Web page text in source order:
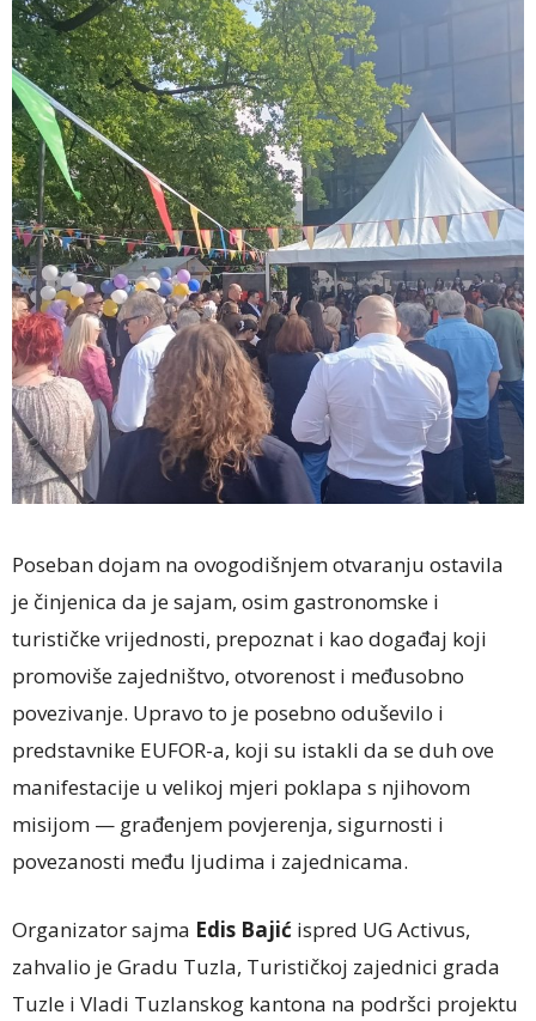
Poseban dojam na ovogodišnjem otvaranju ostavila
je činjenica da je sajam, osim gastronomske i
turističke vrijednosti, prepoznat i kao događaj koji
promoviše zajedništvo, otvorenost i međusobno
povezivanje. Upravo to je posebno oduševilo i
predstavnike EUFOR-a, koji su istakli da se duh ove
manifestacije u velikoj mjeri poklapa s njihovom
misijom — građenjem povjerenja, sigurnosti i
povezanosti među ljudima i zajednicama.
Organizator sajma Edis Bajić ispred UG Activus,
zahvalio je Gradu Tuzla, Turističkoj zajednici grada
Tuzle i Vladi Tuzlanskog kantona na podršci projektu